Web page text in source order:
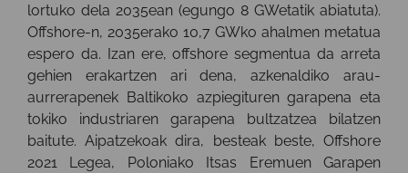
lortuko dela 2035ean (egungo 8 GWetatik abiatuta).
Offshore-n, 2035erako 10,7 GWko ahalmen metatua
espero da. Izan ere, offshore segmentua da arreta
gehien erakartzen ari dena, azkenaldiko arau-
aurrerapenek Baltikoko azpiegituren garapena eta
tokiko industriaren garapena bultzatzea bilatzen
baitute. Aipatzekoak dira, besteak beste, Offshore
2021 Legea, Poloniako Itsas Eremuen Garapen